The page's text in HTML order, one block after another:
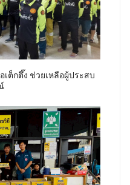
ต็กตึ๊ง ช่วยเหลือผู้ประสบ